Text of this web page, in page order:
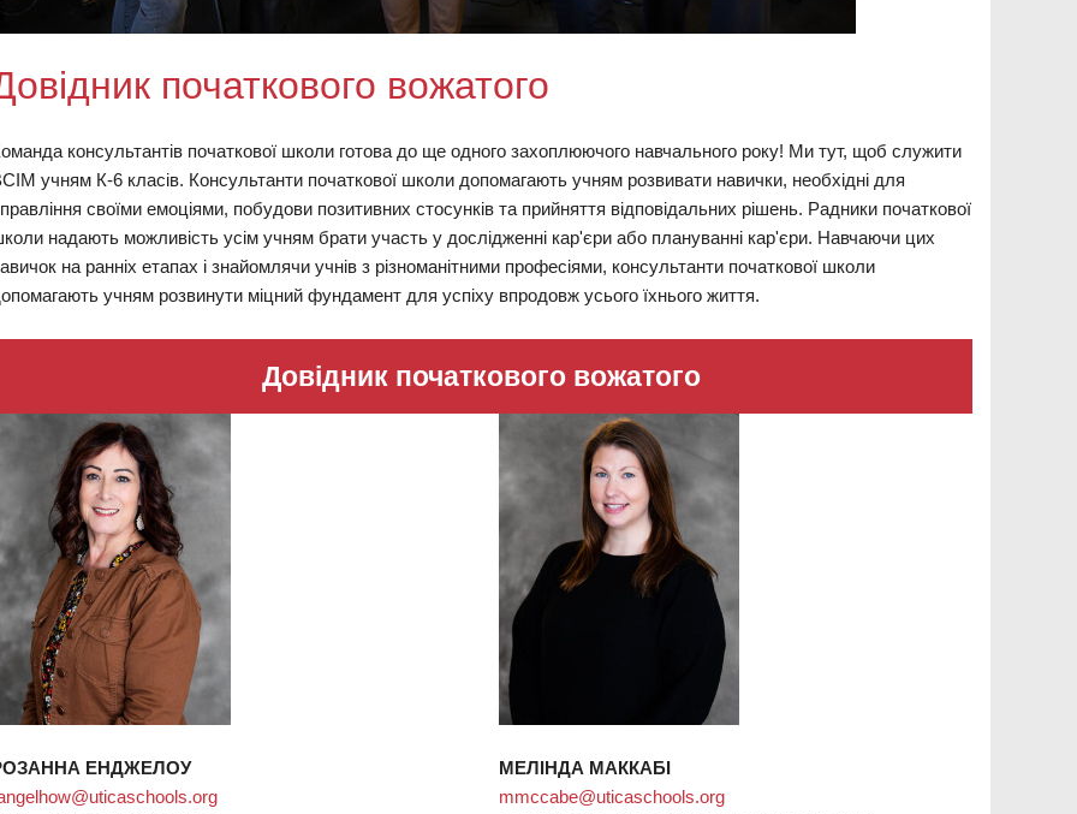
початкового вожатого
консультантів початкової школи готова до ще одного захоплюючого навчального року! Ми тут, щоб служити
учням К-6 класів. Консультанти початкової школи допомагають учням розвивати навички, необхідні для
своїми емоціями, побудови позитивних стосунків та прийняття відповідальних рішень. Радники початкової
надають можливість усім учням брати участь у дослідженні кар'єри або плануванні кар'єри. Навчаючи цих
на ранніх етапах і знайомлячи учнів з різноманітними професіями, консультанти початкової школи
учням розвинути міцний фундамент для успіху впродовж усього їхнього життя.
Довідник початкового вожатого
ЕНДЖЕЛОУ
МЕЛІНДА МАККАБІ
mmccabe@uticaschools.org